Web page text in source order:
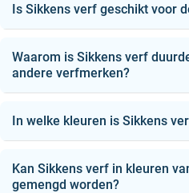
Is Sikkens verf geschikt voor
Waarom is Sikkens verf
andere verfmerken?
In welke kleuren is Sikkens
Kan Sikkens verf in kleuren
gemengd worden?